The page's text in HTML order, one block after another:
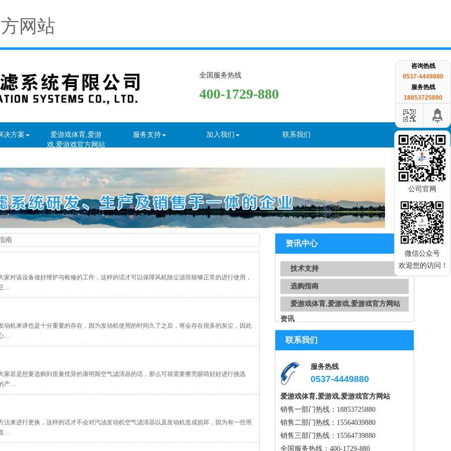
网站
全国服务热线
400-1729-880
决方案
爱游戏体育,爱游
戏,爱游戏官方网站
服务支持 加入我们 联系我们
南
对该设备做好维护与检修的工作，这样的话才可以保障风机除尘滤筒能够正常的进行使用，
…
机来讲也是十分重要的存在，因为发动机使用的时间久了之后，将会存在很多的灰尘，因此
…
若是想要选购到质量优异的康明斯空气滤清器的话，那么可就需要擦亮眼睛好好进行挑选
产…
来进行更换，这样的话才不会对汽油发动机空气滤清器以及发动机造成损坏，因为有一些用
…
资讯中心
技术支持
选购指南
爱游戏体育,爱游戏,爱游戏官方网站
资讯
联系我们
服务热线
0537-4449880
爱游戏体育,爱游戏,爱游戏官方网站
销售一部门热线：18853725880
销售二部门热线：15564039880
销售三部门热线：15564739880
全国服务热线：400-1729-880
咨询热线
0537-4449880
服务热线
18853725880
欢迎您的访问！
公司官网
微信公众号